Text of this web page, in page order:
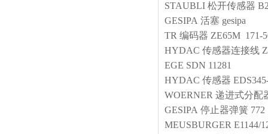
STAUBLI 松开传感器
GESIPA 活塞 gesipa
TR 编码器 ZE65M 171-
HYDAC 传感器连接线
EGE SDN 11281
HYDAC 传感器
WOERNER 递进式分配
GESIPA 停止器弹簧 772
MEUSBURGER E1144/